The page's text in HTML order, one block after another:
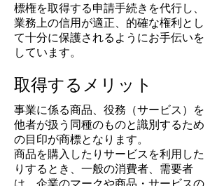
標権を取得する申請手続きを代行し、
業務上の信用が適正、的確な権利とし
て十分に保護されるようにお手伝いを
しています。
取得するメリット
事業に係る商品、役務（サービス）を
他者が扱う同種のものと識別するため
の目印が商標となります。
商品を購入したりサービスを利用した
りするとき、一般の消費者、需要者
は、企業のマークや商品・サービスの